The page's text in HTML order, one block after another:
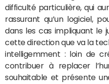
difficulté particulière, qui
rassurant qu’un logiciel,
dans les cas impliquant le
cette direction que va la
intelligemment : loin de
contribuer à replacer
souhaitable et présente